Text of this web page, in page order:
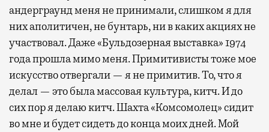
андерграунд меня не принимали, слишком я для
них аполитичен, не бунтарь, ни в каких акциях не
участвовал. Даже «Бульдозерная выставка» 1974
года прошла мимо меня. Примитивисты тоже мое
искусство отвергали — я не примитив. То, что я
делал — это была массовая культура, китч. И до
сих пор я делаю китч. Шахта «Комсомолец» сидит
во мне и будет сидеть до конца моих дней. Мой